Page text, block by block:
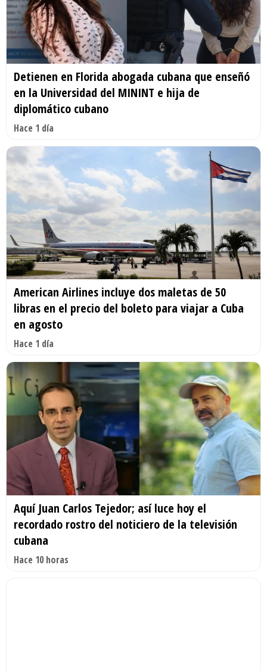
Detienen en Florida abogada cubana que enseñó
en la Universidad del MININT e hija de
diplomático cubano
Hace 1 día
American Airlines incluye dos maletas de 50
libras en el precio del boleto para viajar a Cuba
en agosto
Hace 1 día
Aquí Juan Carlos Tejedor; así luce hoy el
recordado rostro del noticiero de la televisión
cubana
Hace 10 horas